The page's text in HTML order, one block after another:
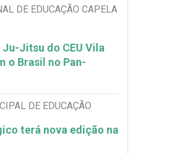
DE EDUCAÇÃO CAPELA
Jitsu do CEU Vila
o Brasil no Pan-
DE EDUCAÇÃO
terá nova edição na